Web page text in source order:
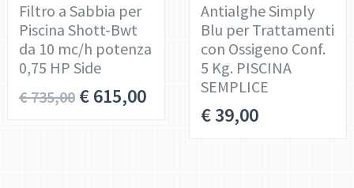
Filtro a Sabbia per
Piscina Shott-Bwt
da 10 mc/h potenza
0,75 HP Side
€735,00 €615,00
Antialghe Simply
Blu per Trattamenti
con Ossigeno Conf.
5 Kg. PISCINA
SEMPLICE
€39,00